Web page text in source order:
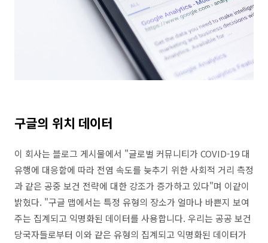
구글의 위치 데이터
이 회사는 블로그 게시물에서 "글로벌 커뮤니티가 COVID-19 대
유행에 대응함에 따라 전염 속도를 늦추기 위한 사회적 거리 측정
과 같은 공중 보건 전략에 대한 강조가 증가하고 있다"며 이같이
밝혔다. "구글 맵에서는 특정 유형의 장소가 얼마나 바쁜지 보여
주는 집계되고 익명화된 데이터를 사용합니다. 우리는 공공 보건
당국자들로부터 이와 같은 유형의 집계되고 익명화된 데이터가